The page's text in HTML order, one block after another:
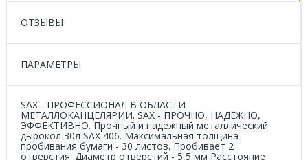
ОТЗЫВЫ
ПАРАМЕТРЫ
SAX - ПРОФЕССИОНАЛ В ОБЛАСТИ
МЕТАЛЛОКАНЦЕЛЯРИИ. SAX - ПРОЧНО, НАДЕЖНО,
ЭФФЕКТИВНО. Прочный и надежный металлический
дырокол 30л SAX 406. Максимальная толщина
пробивания бумаги - 30 листов. Пробивает 2
отверстия. Диаметр отверстий - 5,5 мм Расстояние